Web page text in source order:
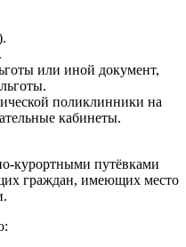
или иной документ,
поликлинники на
кабинеты.
курортными путёвками
граждан, имеющих место